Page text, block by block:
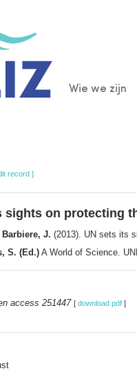
Main
Wie we zijn
record ]
sights on protecting
J. (2013). UN sets its
S. (Ed.) A World of Science.
access 251447 [ download pdf ]